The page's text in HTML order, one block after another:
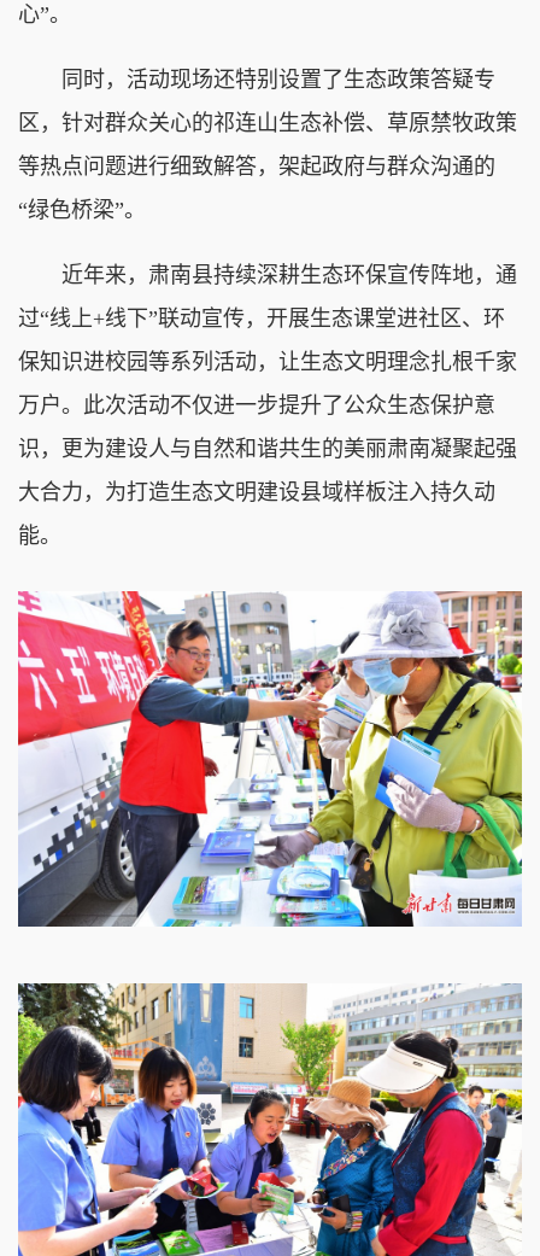
心”。
同时，活动现场还特别设置了生态政策答疑专
区，针对群众关心的祁连山生态补偿、草原禁牧政策
等热点问题进行细致解答，架起政府与群众沟通的
“绿色桥梁”。
近年来，肃南县持续深耕生态环保宣传阵地，通
过“线上+线下”联动宣传，开展生态课堂进社区、环
保知识进校园等系列活动，让生态文明理念扎根千家
万户。此次活动不仅进一步提升了公众生态保护意
识，更为建设人与自然和谐共生的美丽肃南凝聚起强
大合力，为打造生态文明建设县域样板注入持久动
能。